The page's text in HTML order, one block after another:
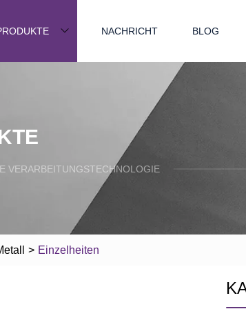
NACHRICHT BLOG
VERARBEITUNGSTECHNOLOGIE
> Einzelheiten